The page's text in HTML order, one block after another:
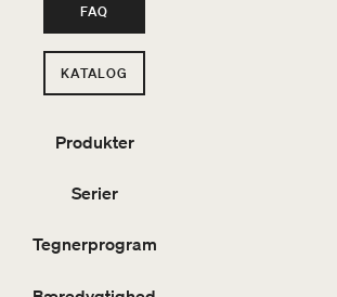
FAQ
KATALOG
Produkter
Serier
Tegnerprogram